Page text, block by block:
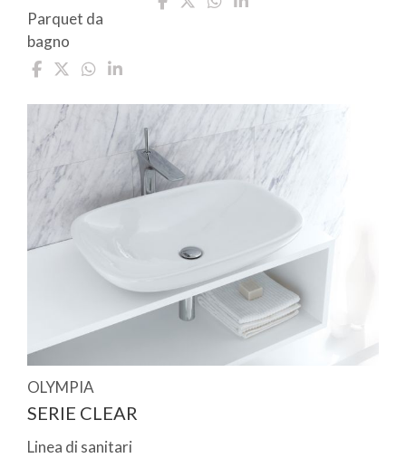
Parquet da
bagno
OLYMPIA
SERIE CLEAR
Linea di sanitari